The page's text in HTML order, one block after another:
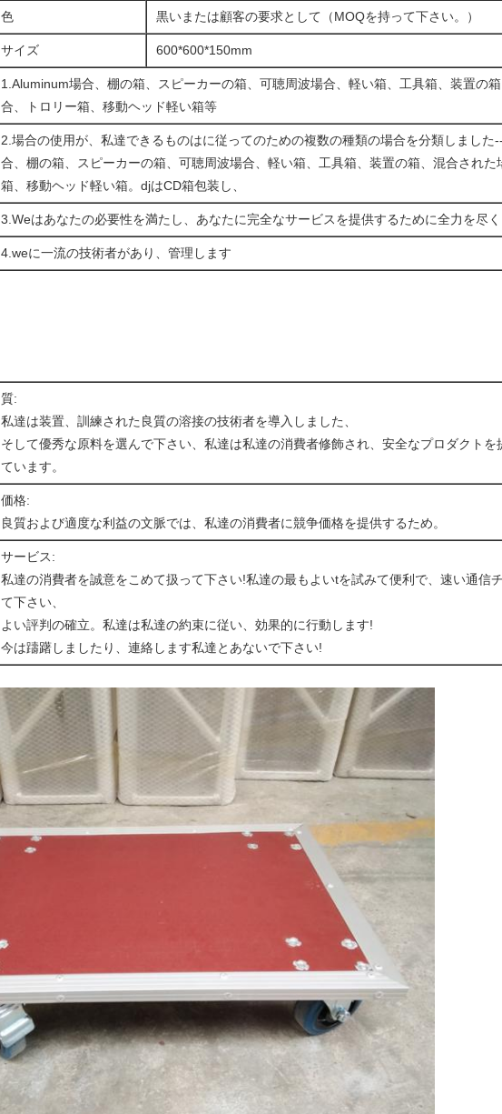
色 黒いまたは顧客の要求として（MOQを持って下さい。）
サイズ 600*600*150mm
1.Aluminum場合、棚の箱、スピーカーの箱、可聴周波場合、軽い箱、工具箱、装置の
合、トロリー箱、移動ヘッド軽い箱等
2.場合の使用が、私達できるものはに従ってのための複数の種類の場合を分類しました
合、棚の箱、スピーカーの箱、可聴周波場合、軽い箱、工具箱、装置の箱、混合された
箱、移動ヘッド軽い箱。djはCD箱包装し、
3.Weはあなたの必要性を満たし、あなたに完全なサービスを提供するために全力を尽
4.weに一流の技術者があり、管理します
質:
私達は装置、訓練された良質の溶接の技術者を導入しました、
そして優秀な原料を選んで下さい、私達は私達の消費者修飾され、安全なプロダクトを
ています。
価格:
良質および適度な利益の文脈では、私達の消費者に競争価格を提供するため。
サービス:
私達の消費者を誠意をこめて扱って下さい!私達の最もよいtを試みて便利で、速い通信
て下さい、
よい評判の確立。私達は私達の約束に従い、効果的に行動します!
今は躊躇しましたり、連絡します私達とあないで下さい!